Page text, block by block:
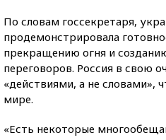
По словам госсекретаря,
продемонстрировала
прекращению огня и
переговоров. Россия в свою
«действиями, а не словами»,
мире.
«Есть некоторые